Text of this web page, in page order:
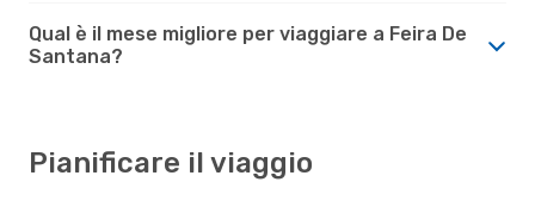
Qual è il mese migliore per viaggiare a Feira De
Santana?
Pianificare il viaggio